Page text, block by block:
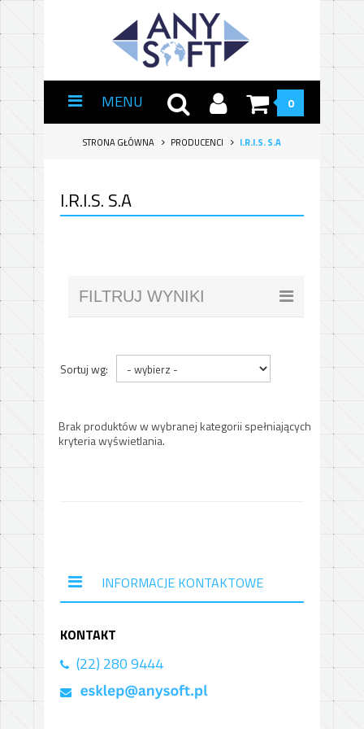
MENU 0
STRONA GŁÓWNA PRODUCENCI I.R.I.S. S.A
I.R.I.S. S.A
FILTRUJ WYNIKI
Sortuj wg:
Brak produktów w wybranej kategorii spełniających
kryteria wyświetlania.
INFORMACJE KONTAKTOWE
KONTAKT
(22) 280 9444